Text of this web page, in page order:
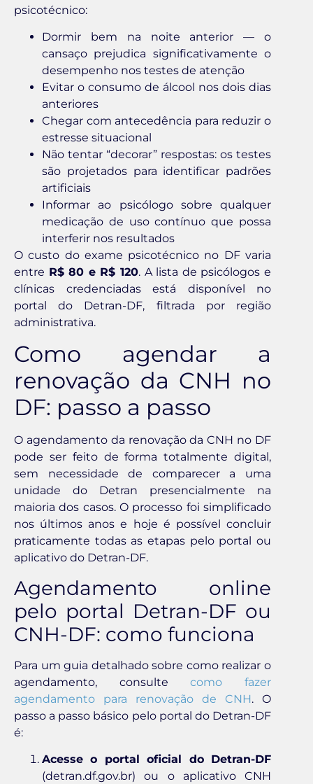
psicotécnico:
Dormir bem na noite anterior — o
cansaço prejudica significativamente o
desempenho nos testes de atenção
Evitar o consumo de álcool nos dois dias
anteriores
Chegar com antecedência para reduzir o
estresse situacional
Não tentar “decorar” respostas: os testes
são projetados para identificar padrões
artificiais
Informar ao psicólogo sobre qualquer
medicação de uso contínuo que possa
interferir nos resultados
O custo do exame psicotécnico no DF varia
entre R$ 80 e R$ 120. A lista de psicólogos e
clínicas credenciadas está disponível no
portal do Detran-DF, filtrada por região
administrativa.
Como agendar a
renovação da CNH no
DF: passo a passo
O agendamento da renovação da CNH no DF
pode ser feito de forma totalmente digital,
sem necessidade de comparecer a uma
unidade do Detran presencialmente na
maioria dos casos. O processo foi simplificado
nos últimos anos e hoje é possível concluir
praticamente todas as etapas pelo portal ou
aplicativo do Detran-DF.
Agendamento online
pelo portal Detran-DF ou
CNH-DF: como funciona
Para um guia detalhado sobre como realizar o
agendamento, consultecomo fazer
agendamento para renovação de CNH. O
passo a passo básico pelo portal do Detran-DF
é:
Acesse o portal oficial do Detran-DF
(detran.df.gov.br) ou o aplicativo CNH